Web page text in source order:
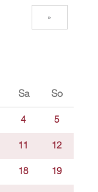
»
Sa So
4 5
11 12
18 19